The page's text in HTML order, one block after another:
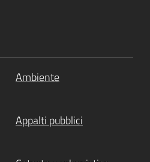
Ambiente
Appalti pubblici